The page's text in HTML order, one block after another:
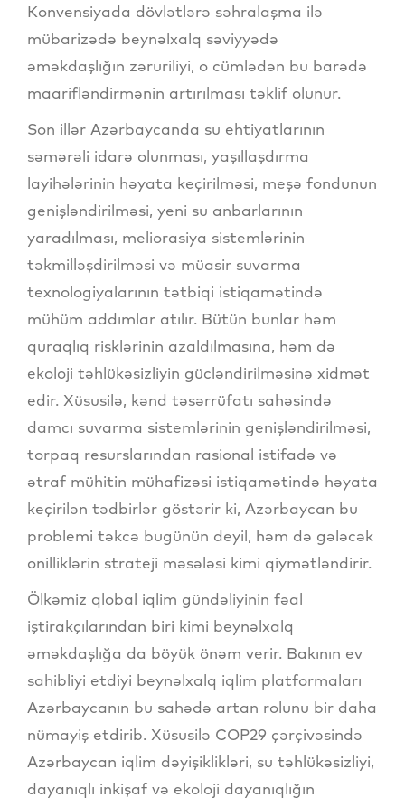
Konvensiyada dövlətlərə səhralaşma ilə
mübarizədə beynəlxalq səviyyədə
əməkdaşlığın zəruriliyi, o cümlədən bu barədə
maarifləndirmənin artırılması təklif olunur.
Son illər Azərbaycanda su ehtiyatlarının
səmərəli idarə olunması, yaşıllaşdırma
layihələrinin həyata keçirilməsi, meşə fondunun
genişləndirilməsi, yeni su anbarlarının
yaradılması, meliorasiya sistemlərinin
təkmilləşdirilməsi və müasir suvarma
texnologiyalarının tətbiqi istiqamətində
mühüm addımlar atılır. Bütün bunlar həm
quraqlıq risklərinin azaldılmasına, həm də
ekoloji təhlükəsizliyin gücləndirilməsinə xidmət
edir. Xüsusilə, kənd təsərrüfatı sahəsində
damcı suvarma sistemlərinin genişləndirilməsi,
torpaq resurslarından rasional istifadə və
ətraf mühitin mühafizəsi istiqamətində həyata
keçirilən tədbirlər göstərir ki, Azərbaycan bu
problemi təkcə bugünün deyil, həm də gələcək
onilliklərin strateji məsələsi kimi qiymətləndirir.
Ölkəmiz qlobal iqlim gündəliyinin fəal
iştirakçılarından biri kimi beynəlxalq
əməkdaşlığa da böyük önəm verir. Bakının ev
sahibliyi etdiyi beynəlxalq iqlim platformaları
Azərbaycanın bu sahədə artan rolunu bir daha
nümayiş etdirib. Xüsusilə COP29 çərçivəsində
Azərbaycan iqlim dəyişiklikləri, su təhlükəsizliyi,
dayanıqlı inkişaf və ekoloji dayanıqlığın